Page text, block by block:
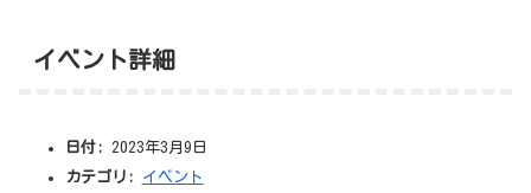
イベント詳細
日付:
2023年3月9日
カテゴリ:
イベント